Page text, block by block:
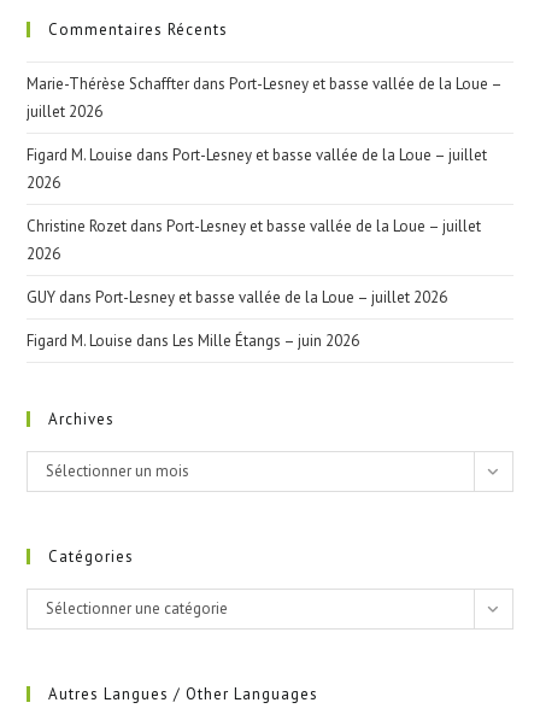
Commentaires Récents
Marie-Thérèse Schaffter dansPort-Lesney et basse vallée de la Loue –
juillet 2026
Figard M. Louise dansPort-Lesney et basse vallée de la Loue – juillet
2026
Christine Rozet dansPort-Lesney et basse vallée de la Loue – juillet
2026
GUY dansPort-Lesney et basse vallée de la Loue – juillet 2026
Figard M. Louise dansLes Mille Étangs – juin 2026
Archives
Archives
Sélectionner un mois
Catégories
Catégories
Sélectionner une catégorie
Autres Langues / Other Languages